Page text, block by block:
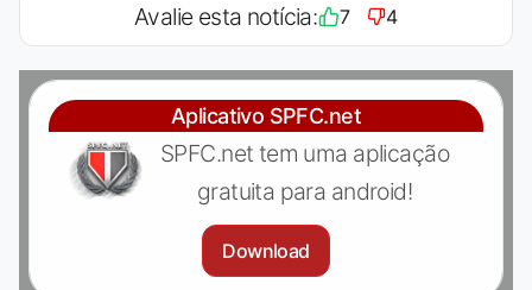
Avalie esta notícia: 7 4
Aplicativo SPFC.net
SPFC.net tem uma aplicação
gratuita para android!
Download